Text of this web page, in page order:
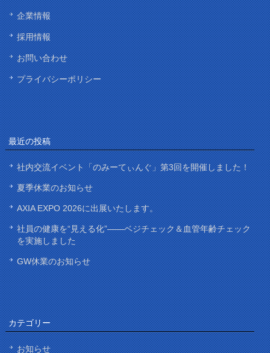
企業情報
採用情報
お問い合わせ
プライバシーポリシー
最近の投稿
社内交流イベント「のみーてぃんぐ」第3回を開催しました！
夏季休業のお知らせ
AXIA EXPO 2026に出展いたします。
社員の健康を“見える化”——ベジチェック＆血管年齢チェック
を実施しました
GW休業のお知らせ
カテゴリー
お知らせ